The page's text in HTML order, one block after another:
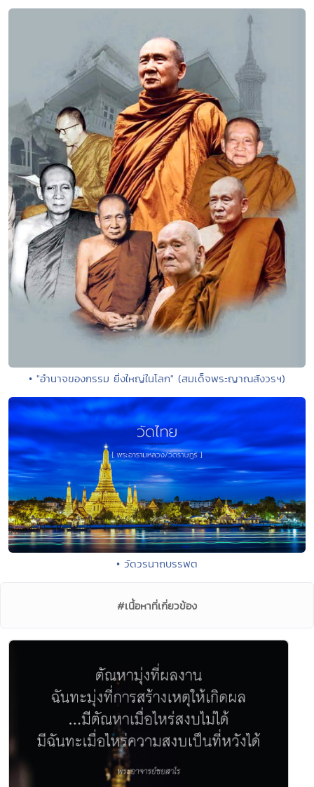
• "อำนาจของกรรม ยิ่งใหญ่ในโลก" (สมเด็จพระญาณสังวรฯ)
• วัดวรนาถบรรพต
#เนื้อหาที่เกี่ยวข้อง